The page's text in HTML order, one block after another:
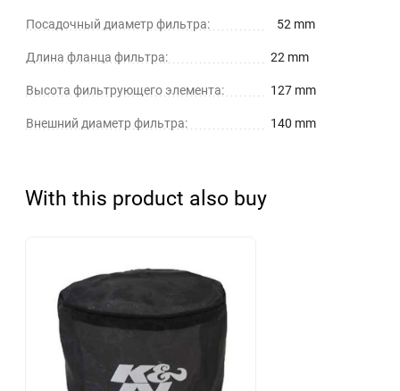
Посадочный диаметр фильтра: 52 mm
Длина фланца фильтра: 22 mm
Высота фильтрующего элемента: 127 mm
Внешний диаметр фильтра: 140 mm
With this product also buy